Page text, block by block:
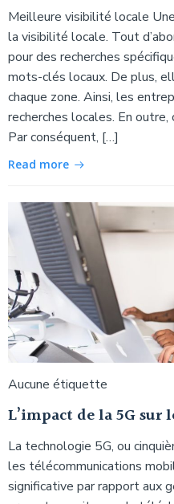
Meilleure visibilité locale
la visibilité locale. Tout
pour des recherches
mots-clés locaux. De plus,
chaque zone. Ainsi, les
recherches locales. En
Par conséquent, […]
Read more
Aucune étiquette
L’impact de la 5G sur
La technologie 5G, ou
les télécommunications
significative par rapport aux